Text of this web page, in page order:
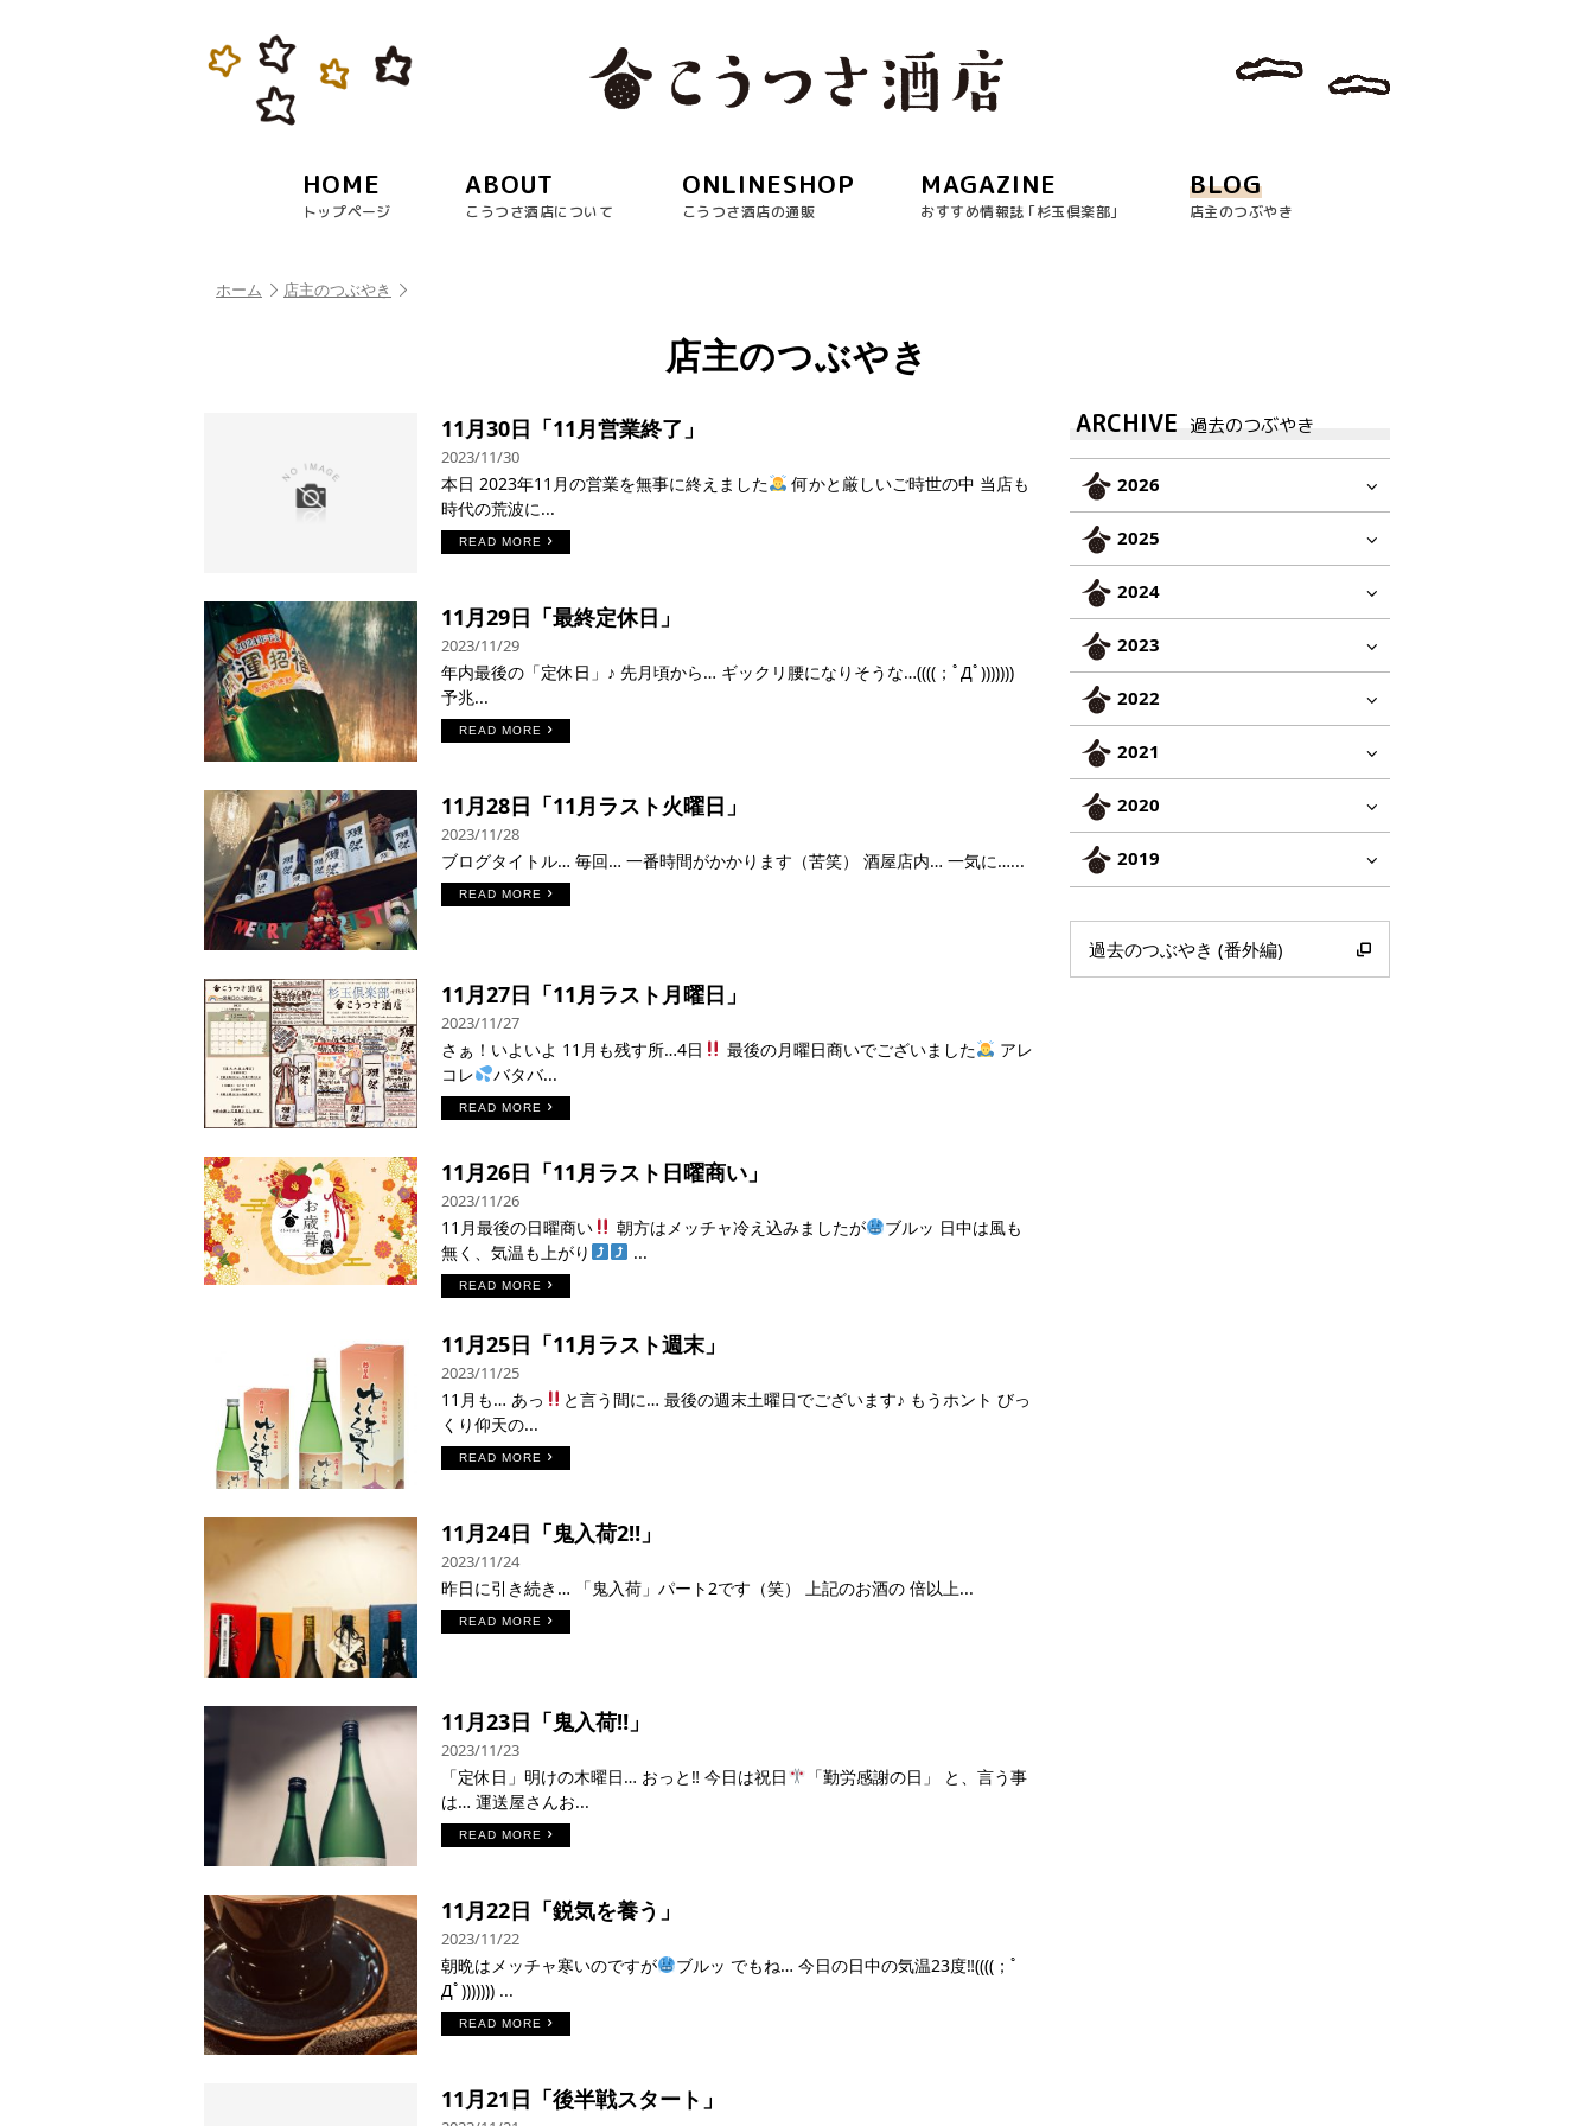
HOME
トップページ
ABOUT
こうつさ酒店について
ONLINESHOP
こうつさ酒店の通販
MAGAZINE
おすすめ情報誌 ｢杉玉倶楽部｣
BLOG
店主のつぶやき
ホーム 店主のつぶやき
店主のつぶやき
11月30日「11月営業終了」
2023/11/30
本日 2023年11月の営業を無事に終えました
何かと厳しいご時世の中 当店も
時代の荒波に...
READ MORE
11月29日「最終定休日」
2023/11/29
年内最後の「定休日」♪ 先月頃から… ギックリ腰になりそうな…((((；ﾟДﾟ)))))))
予兆...
READ MORE
11月28日「11月ラスト火曜日」
2023/11/28
ブログタイトル… 毎回… 一番時間がかかります（苦笑） 酒屋店内… 一気に…...
READ MORE
11月27日「11月ラスト月曜日」
2023/11/27
さぁ！いよいよ 11月も残す所…4日 最後の月曜日商いでございました
アレ
コレ
バタバ...
READ MORE
11月26日「11月ラスト日曜商い」
2023/11/26
11月最後の日曜商い 朝方はメッチャ冷え込みましたが
ブルッ 日中は風も
無く、気温も上がり
...
READ MORE
11月25日「11月ラスト週末」
2023/11/25
11月も… あっ
と言う間に… 最後の週末土曜日でございます♪ もうホント びっ
くり仰天の...
READ MORE
11月24日「鬼入荷2‼︎」
2023/11/24
昨日に引き続き… 「鬼入荷」パート2です（笑） 上記のお酒の 倍以上...
READ MORE
11月23日「鬼入荷‼︎」
2023/11/23
「定休日」明けの木曜日… おっと‼︎ 今日は祝日
「勤労感謝の日」 と、言う事
は… 運送屋さんお...
READ MORE
11月22日「鋭気を養う」
2023/11/22
朝晩はメッチャ寒いのですが
ブルッ でもね… 今日の日中の気温23度‼︎((((；ﾟ
Дﾟ))))))) ...
READ MORE
11月21日「後半戦スタート」
ARCHIVE 過去のつぶやき
2026
2025
2024
2023
2022
2021
2020
2019
過去のつぶやき (番外編)